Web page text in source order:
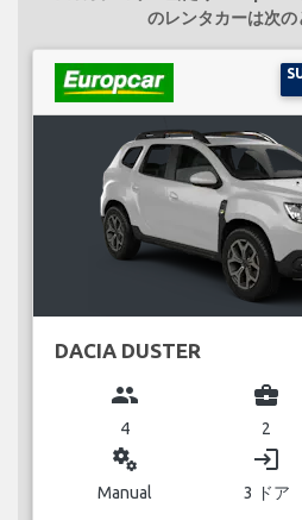
のレンタカーは次の
DACIA DUSTER
group
4
business_center
2
miscellaneous_services
Manual
login
3 ドア